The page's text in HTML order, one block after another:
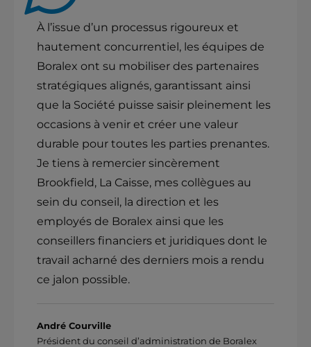
À l’issue d’un processus rigoureux et
hautement concurrentiel, les équipes de
Boralex ont su mobiliser des partenaires
stratégiques alignés, garantissant ainsi
que la Société puisse saisir pleinement les
occasions à venir et créer une valeur
durable pour toutes les parties prenantes.
Je tiens à remercier sincèrement
Brookfield, La Caisse, mes collègues au
sein du conseil, la direction et les
employés de Boralex ainsi que les
conseillers financiers et juridiques dont le
travail acharné des derniers mois a rendu
ce jalon possible.
André Courville
Président du conseil d’administration de Boralex